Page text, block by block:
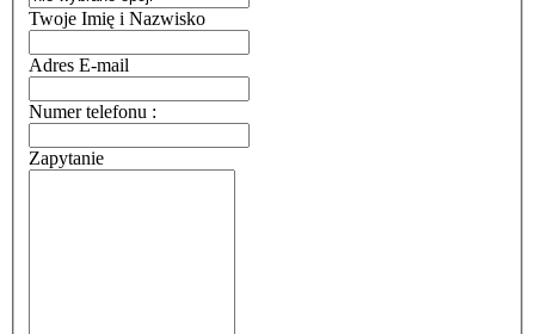
Twoje Imię i Nazwisko
Adres E-mail
Numer telefonu :
Zapytanie